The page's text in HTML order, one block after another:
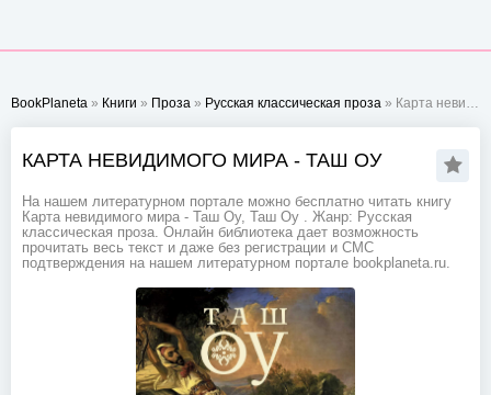
BookPlaneta » Книги » Проза » Русская классическая проза » Карта невидимого мира - Таш Оу
КАРТА НЕВИДИМОГО МИРА - ТАШ ОУ
На нашем литературном портале можно бесплатно читать книгу
Карта невидимого мира - Таш Оу, Таш Оу . Жанр: Русская
классическая проза. Онлайн библиотека дает возможность
прочитать весь текст и даже без регистрации и СМС
подтверждения на нашем литературном портале bookplaneta.ru.